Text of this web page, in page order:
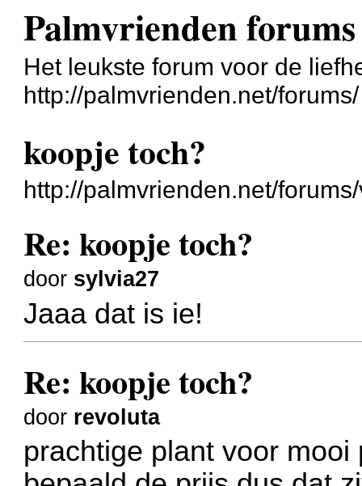
Palmvrienden forums
Het leukste forum voor de
http://palmvrienden.net/forums/
koopje toch?
http://palmvrienden.net/
Re: koopje toch?
door sylvia27
Jaaa dat is ie!
Re: koopje toch?
door revoluta
prachtige plant voor